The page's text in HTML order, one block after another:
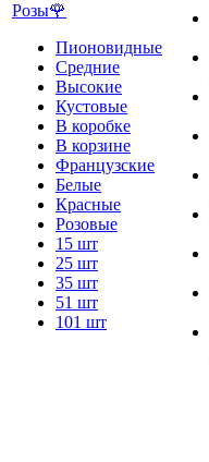
Розы🌹
Пионовидные
Средние
Высокие
Кустовые
В коробке
В корзине
Французские
Белые
Красные
Розовые
15 шт
25 шт
35 шт
51 шт
101 шт